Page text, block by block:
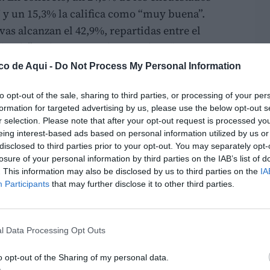
de Aqui - Do Not Process My Personal Information
opt-out of the sale, sharing to third parties, or processing of your
for targeted advertising by us, please use the below opt-out
selection. Please note that after your opt-out request is processed
interest-based ads based on personal information utilized by us
to third parties prior to your opt-out. You may separately
of your personal information by third parties on the IAB’s list of
This information may also be disclosed by us to third parties on the
Participants that may further disclose it to other third parties.
Data Processing Opt Outs
opt-out of the Sharing of my personal data.
un 15,3% la califica como “muy buena”.
alcanzan el 42,9%, repartidas entre el
y el 20,5% que la considera “muy
categoría “regular”, lo que refleja un
anteriores estudios y una diferencia más
ejecutivo liderado por María José Catalá.
tampoco consigue revertir la
negativas suman un 49,2%, con un
y un 20,1% que la juzga “muy mala”.
24,1%, mientras que un 26,7% de los
La fotografía general vuelve a
para consolidar una valoración
LO